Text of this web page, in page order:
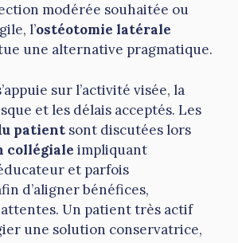
modérée souhaitée ou
l’ostéotomie latérale
une alternative pragmatique.
sur l’activité visée, la
et les délais acceptés. Les
patient sont discutées lors
collégiale impliquant
et parfois
d’aligner bénéfices,
Un patient très actif
une solution conservatrice,